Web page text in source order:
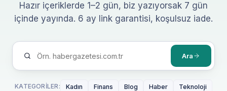
Hazır içeriklerde 1–2 gün, biz yazıyorsak 7 gün
içinde yayında. 6 ay link garantisi, koşulsuz iade.
Ara
KATEGORILER: Kadın Finans Blog Haber
Teknoloji